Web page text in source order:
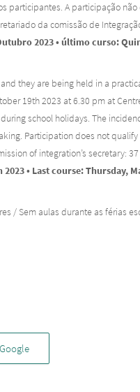
participantes. A participação
da comissão de
2023 • último curso:
they are being held in a
19th 2023 at 6.30 pm at
school holidays. The
Participation does not
of integration’s secretary:
• Last course: Thursday,
/ Sem aulas durante as férias